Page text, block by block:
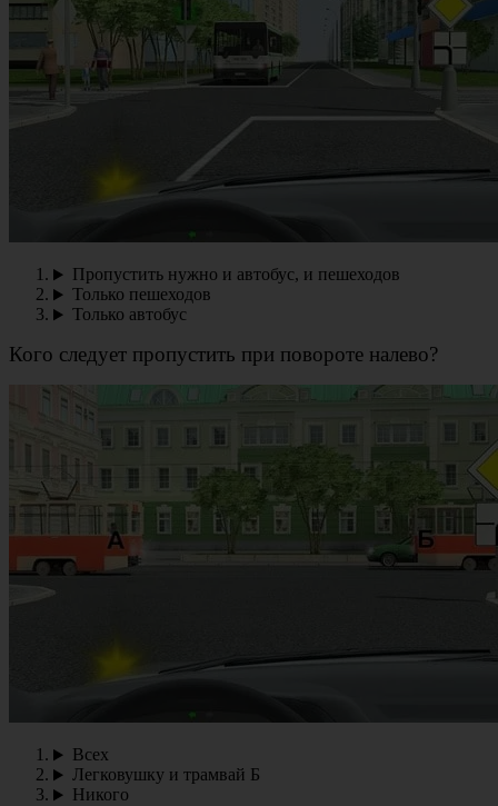
Пропустить нужно и автобус, и пешеходов
Только пешеходов
Только автобус
Кого следует пропустить при повороте налево?
Всех
Легковушку и трамвай Б
Никого